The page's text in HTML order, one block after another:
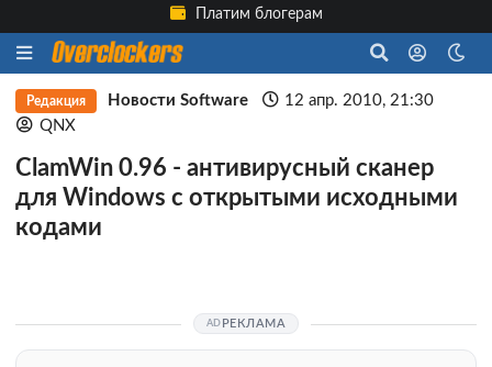
Платим блогерам
Редакция Новости Software
12 апр. 2010, 21:30
QNX
ClamWin 0.96 - антивирусный сканер
для Windows с открытыми исходными
кодами
РЕКЛАМА